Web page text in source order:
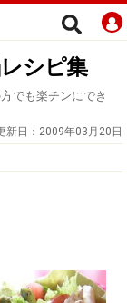
シピ集
でも楽チンにでき
新日： 2009年03月20日